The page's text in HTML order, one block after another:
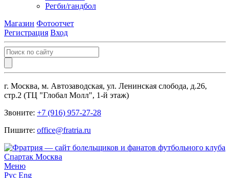
Регби/гандбол
Магазин Фотоотчет
Регистрация Вход
г. Москва, м. Автозаводская, ул. Ленинская слобода, д.26,
стр.2 (ТЦ "Глобал Молл", 1-й этаж)
Звоните: +7 (916) 957-27-28
Пишите: office@fratria.ru
Меню
Рус Eng